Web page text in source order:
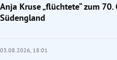
Anja Kruse „flüchtete“ zum
Südengland
03.08.2026, 18:01